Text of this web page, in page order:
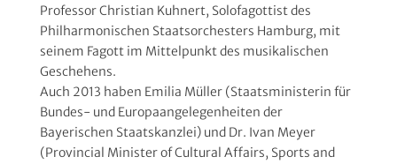
Professor Christian Kuhnert, Solofagottist des
Philharmonischen Staatsorchesters Hamburg, mit
seinem Fagott im Mittelpunkt des musikalischen
Geschehens.
Auch 2013 haben Emilia Müller (Staatsministerin für
Bundes- und Europaangelegenheiten der
Bayerischen Staatskanzlei) und Dr. Ivan Meyer
(Provincial Minister of Cultural Affairs, Sports and